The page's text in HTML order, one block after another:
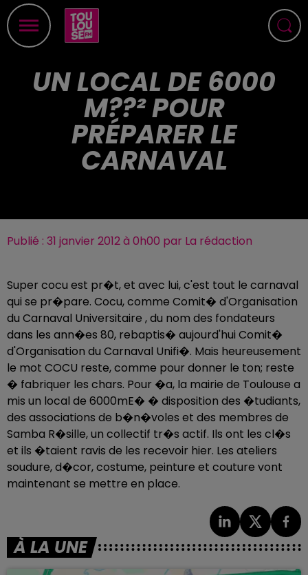
UN LOCAL DE 6000
M??² POUR
PRÉPARER LE
CARNAVAL
Publié : 31 janvier 2012 à 0h00 par La rédaction
Super cocu est pr�t, et avec lui, c'est tout le carnaval
qui se pr�pare. Cocu, comme Comit� d'Organisation
du Carnaval Universitaire , du nom des fondateurs
dans les ann�es 80, rebaptis� aujourd'hui Comit�
d'Organisation du Carnaval Unifi�. Mais heureusement
le mot COCU reste, comme pour donner le ton; reste
� fabriquer les chars. Pour �a, la mairie de Toulouse a
mis un local de 6000mE� � disposition des �tudiants,
des associations de b�n�voles et des membres de
Samba R�sille, un collectif tr�s actif. Ils ont les cl�s
et ils �taient ravis de les recevoir hier. Les ateliers
soudure, d�cor, costume, peinture et couture vont
maintenant se mettre en place.
À LA UNE